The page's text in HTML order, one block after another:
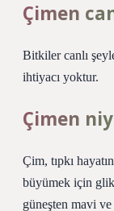
Çimen
Bitkiler canlı
ihtiyacı yoktur.
Çimen
Çim, tıpkı
büyümek için
güneşten mavi ve